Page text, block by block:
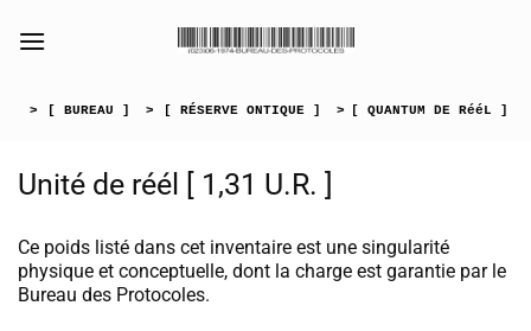
> [ BUREAU ] > [ RÉSERVE ONTIQUE ] > [ QUANTUM DE RééL ]
[collection_vibrance_galerie]
Unité de réél [ 1,31 U.R. ]
Ce poids listé dans cet inventaire est une singularité
physique et conceptuelle, dont la charge est garantie par le
Bureau des Protocoles.